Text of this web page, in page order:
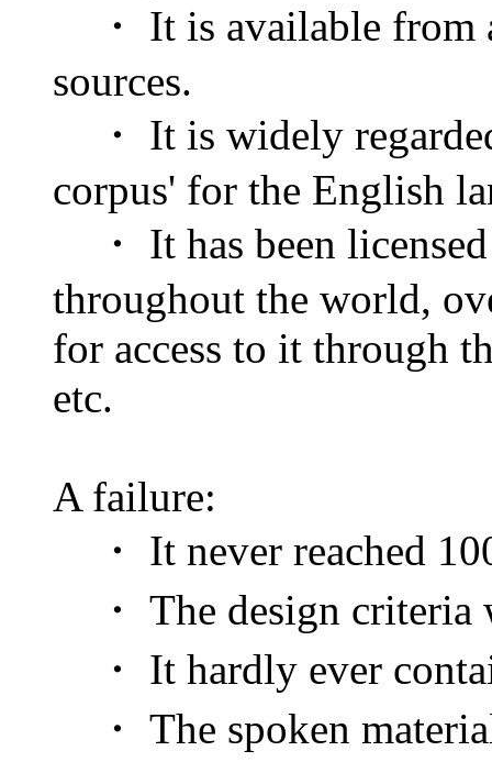
・ It is available from
sources.
・ It is widely
corpus' for the English
・ It has been
throughout the world,
for access to it through
etc.
A failure:
・ It never reached
・ The design criteria
・ It hardly ever
・ The spoken